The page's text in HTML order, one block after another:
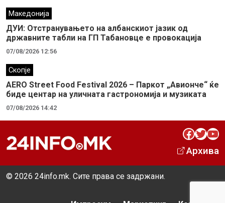
Македонија
ДУИ: Отстранувањето на албанскиот јазик од
државните табли на ГП Табановце е провокација
07/08/2026 12:56
Скопје
AERO Street Food Festival 2026 – Паркот „Авионче“ ќе
биде центар на уличната гастрономија и музиката
07/08/2026 14:42
Facebook Twitter YouTube
Архива
© 2026 24info.mk. Сите права се задржани.